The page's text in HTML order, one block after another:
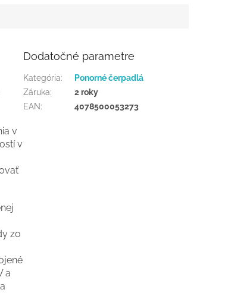
v
v
zo
a
Dodatočné parametre
Kategória:
Ponorné čerpadlá
Záruka:
2 roky
EAN: 4078500053273